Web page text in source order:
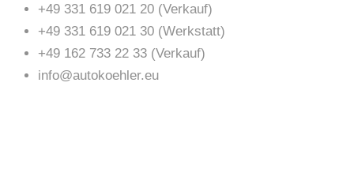
+49 331 619 021 20 (Verkauf)
+49 331 619 021 30 (Werkstatt)
+49 162 733 22 33 (Verkauf)
info@autokoehler.eu